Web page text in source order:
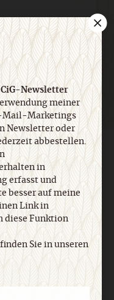
Jetzt anmelden
Barrierefreiheit
online kündigen
CiG-Newsletter
meiner
Mail-Marketings
Newsletter oder
abbestellen.
in
erfasst und
besser auf meine
Link in
diese Funktion
Sie in unseren